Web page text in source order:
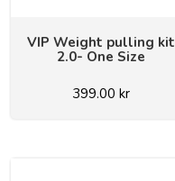
VIP Weight pulling kit
2.0- One Size
399.00 kr